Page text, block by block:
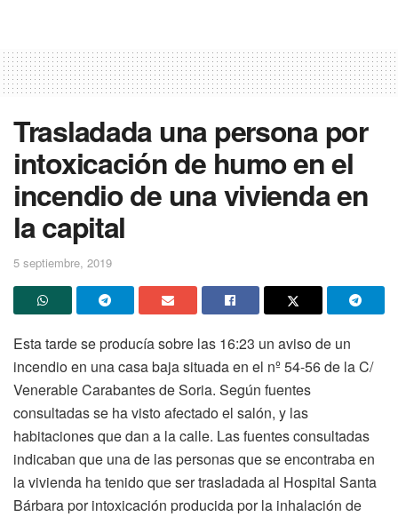
Trasladada una persona por
intoxicación de humo en el
incendio de una vivienda en
la capital
5 septiembre, 2019
Esta tarde se producía sobre las 16:23 un aviso de un
incendio en una casa baja situada en el nº 54-56 de la C/
Venerable Carabantes de Soria. Según fuentes
consultadas se ha visto afectado el salón, y las
habitaciones que dan a la calle. Las fuentes consultadas
indicaban que una de las personas que se encontraba en
la vivienda ha tenido que ser trasladada al Hospital Santa
Bárbara por intoxicación producida por la inhalación de